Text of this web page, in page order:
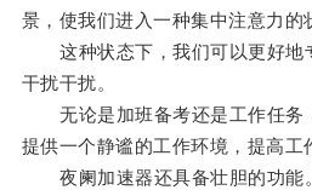
景，使我们进入一种集中注意力的
这种状态下，我们可以更好地
干扰干扰。
无论是加班备考还是工作任务
提供一个静谧的工作环境，提高工
夜阑加速器还具备壮胆的功能。